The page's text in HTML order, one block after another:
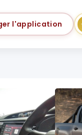
l'application